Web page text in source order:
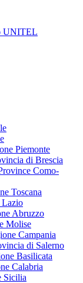
UNITEL
Piemonte
di Brescia
Como-
Toscana
Lazio
Abruzzo
Molise
Campania
di Salerno
Basilicata
Calabria
Sicilia